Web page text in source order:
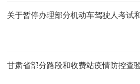
关于暂停办理部分机动车驾驶人考试
甘肃省部分路段和收费站疫情防控查